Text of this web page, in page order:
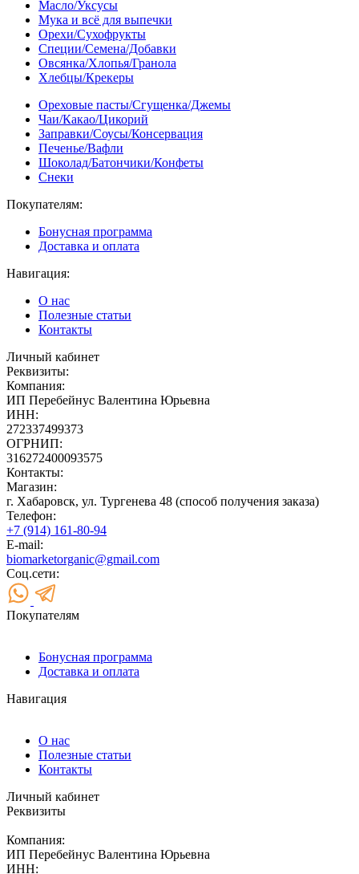
Масло/Уксусы
Мука и всё для выпечки
Орехи/Сухофрукты
Специи/Семена/Добавки
Овсянка/Хлопья/Гранола
Хлебцы/Крекеры
Ореховые пасты/Сгущенка/Джемы
Чаи/Какао/Цикорий
Заправки/Соусы/Консервация
Печенье/Вафли
Шоколад/Батончики/Конфеты
Снеки
Покупателям:
Бонусная программа
Доставка и оплата
Навигация:
О нас
Полезные статьи
Контакты
Личный кабинет
Реквизиты:
Компания:
ИП Перебейнус Валентина Юрьевна
ИНН:
272337499373
ОГРНИП:
316272400093575
Контакты:
Магазин:
г. Хабаровск, ул. Тургенева 48 (способ получения заказа)
Телефон:
+7 (914) 161-80-94
E-mail:
biomarketorganic@gmail.com
Соц.сети:
Покупателям
Бонусная программа
Доставка и оплата
Навигация
О нас
Полезные статьи
Контакты
Личный кабинет
Реквизиты
Компания:
ИП Перебейнус Валентина Юрьевна
ИНН: